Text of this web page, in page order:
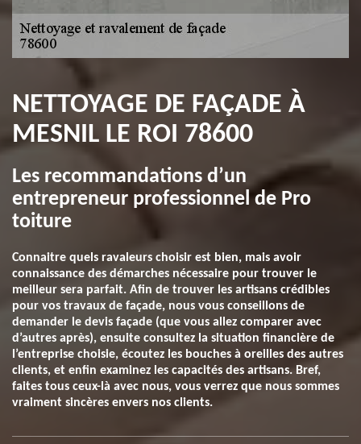
NETTOYAGE DE FAÇADE À
MESNIL LE ROI 78600
Les recommandations d’un
entrepreneur professionnel de Pro
toiture
Connaitre quels ravaleurs choisir est bien, mais avoir
connaissance des démarches nécessaire pour trouver le
meilleur sera parfait. Afin de trouver les artisans crédibles
pour vos travaux de façade, nous vous conseillons de
demander le devis façade (que vous allez comparer avec
d’autres après), ensuite consultez la situation financière de
l’entreprise choisie, écoutez les bouches à oreilles des autres
clients, et enfin examinez les capacités des artisans. Bref,
faites tous ceux-là avec nous, vous verrez que nous sommes
vraiment sincères envers nos clients.